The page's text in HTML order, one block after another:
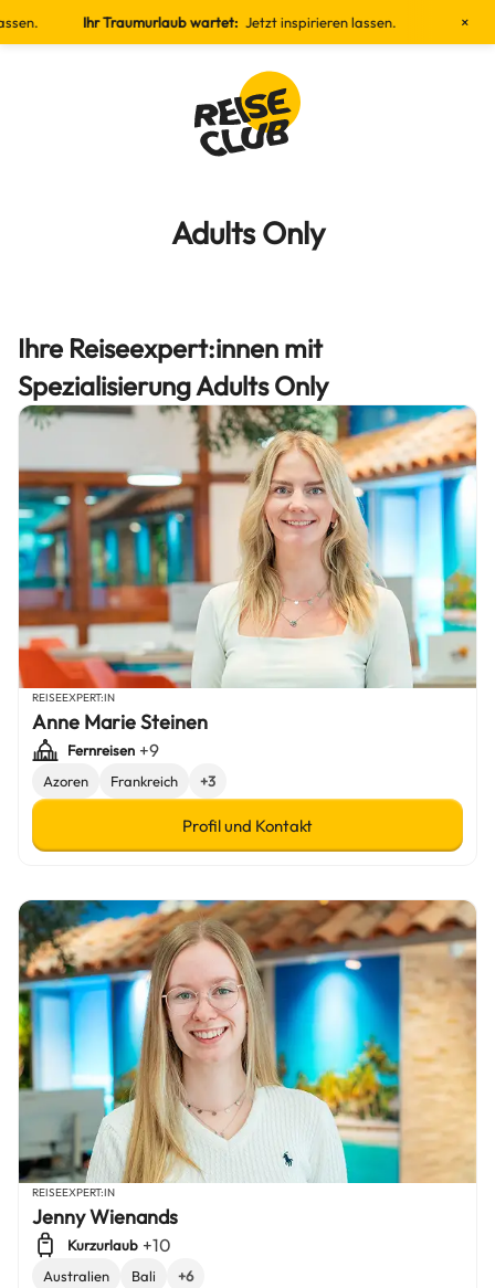
×
Ihr Traumurlaub wartet: Jetzt inspirieren lassen. Ihr Traumurlaub
Adults Only
Ihre Reiseexpert:innen mit
Spezialisierung Adults Only
REISEEXPERT:IN
Anne Marie Steinen
Fernreisen +9
Azoren Frankreich +3
Profil und Kontakt
REISEEXPERT:IN
Jenny Wienands
Kurzurlaub +10
Australien Bali +6